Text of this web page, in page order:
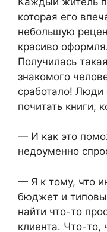
которая его
небольшую
красиво
Получилась
знакомого
сработало! Люди
почитать книги,
— И как это
недоуменно
— Я к тому, что
бюджет и
найти что-то
клиента. Что-то,